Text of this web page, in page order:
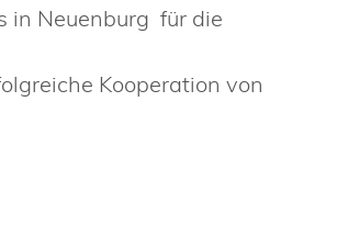
in Neuenburg für die
Kooperation von